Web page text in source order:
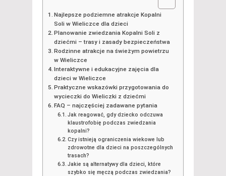
Najlepsze podziemne atrakcje Kopalni
Soli w Wieliczce dla dzieci
Planowanie zwiedzania Kopalni Soli z
dziećmi – trasy i zasady bezpieczeństwa
Rodzinne atrakcje na świeżym powietrzu
w Wieliczce
Interaktywne i edukacyjne zajęcia dla
dzieci w Wieliczce
Praktyczne wskazówki przygotowania do
wycieczki do Wieliczki z dziećmi
FAQ – najczęściej zadawane pytania
Jak reagować, gdy dziecko odczuwa
klaustrofobię podczas zwiedzania
kopalni?
Czy istnieją ograniczenia wiekowe lub
zdrowotne dla dzieci na poszczególnych
trasach?
Jakie są alternatywy dla dzieci, które
szybko się męczą podczas zwiedzania?